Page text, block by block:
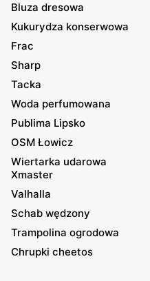
Bluza dresowa
Kukurydza konserwowa
Frac
Sharp
Tacka
Woda perfumowana
Publima Lipsko
OSM Łowicz
Wiertarka udarowa
Xmaster
Valhalla
Schab wędzony
Trampolina ogrodowa
Chrupki cheetos